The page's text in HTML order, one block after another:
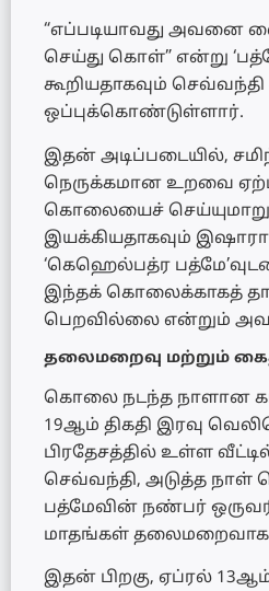
“எப்படியாவது அவனை
செய்து கொள்” என்று
கூறியதாகவும்
ஒப்புக்கொண்டுள்ளார்.
இதன் அடிப்படையில்,
நெருக்கமான உறவை
கொலையைச்
இயக்கியதாகவும் இஷாரா
‘கெஹெல்பத்ர
இந்தக் கொலைக்காகத்
பெறவில்லை என்றும்
தலைமறைவு மற்றும்
கொலை நடந்த நாளான
19ஆம் திகதி இரவு
பிரதேசத்தில் உள்ள
செவ்வந்தி, அடுத்த
பத்மேவின் நண்பர்
மாதங்கள் தலைமறைவாக
இதன் பிறகு, ஏப்ரல் 13ஆம்